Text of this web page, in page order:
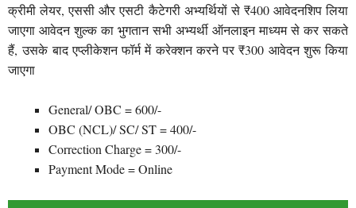
क्रीमी लेयर, एससी और एसटी कैटेगरी अभ्यर्थियों से ₹400 आवेदनशिप लिया
जाएगा आवेदन शुल्क का भुगतान सभी अभ्यर्थी ऑनलाइन माध्यम से कर सकते
हैं, उसके बाद एप्लीकेशन फॉर्म में करेक्शन करने पर ₹300 आवेदन शुरू किया
जाएगा
General/ OBC = 600/-
OBC (NCL)/ SC/ ST = 400/-
Correction Charge = 300/-
Payment Mode = Online